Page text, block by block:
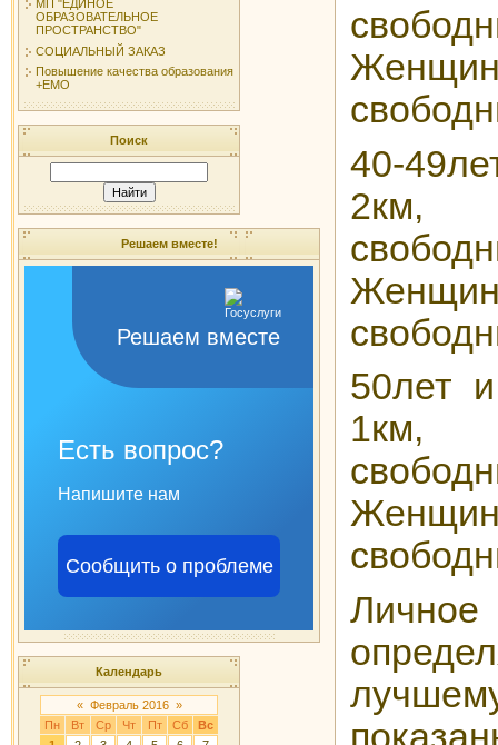
МП "ЕДИНОЕ
ОБРАЗОВАТЕЛЬНОЕ
ПРОСТРАНСТВО"
СОЦИАЛЬНЫЙ ЗАКАЗ
Повышение качества образования
+ЕМО
Поиск
Решаем вместе!
Решаем вместе
Есть вопрос?
Напишите нам
Сообщить о проблеме
Календарь
« Февраль 2016 »
Пн
Вт Ср Чт Пт Сб
Вс
40-
50лет